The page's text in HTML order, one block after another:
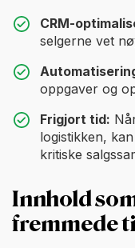
CRM-
selgerne vet
oppgaver og
Frigjort tid:
logistikken,
kritiske
Innhold
fremmede